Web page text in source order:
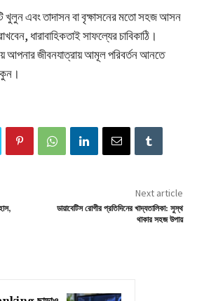
এবং তাদাসন বা বৃক্ষাসনের মতো সহজ আসন
ধারাবাহিকতাই সাফল্যের চাবিকাঠি।
আপনার জীবনযাত্রায় আমূল পরিবর্তন আনতে
Next article
ডায়াবেটিস রোগীর প্রতিদিনের খাদ্যতালিকা: সুস্থ
থাকার সহজ উপায়